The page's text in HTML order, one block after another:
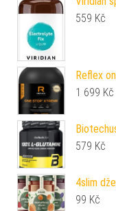
559 Kč
Reflex
1 699 Kč
579 Kč
4slim
99 Kč